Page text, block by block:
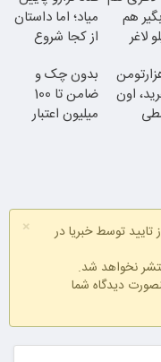
هم
لاغر
میاد؛ اما داستان
از کجا شروع
۱۰۰ هزارتومن
اون
بدون چک و
ضامن تا 100
میلیون اعتبار
×
توسط خبریا در
نخواهد شد.
دیدگاه شما